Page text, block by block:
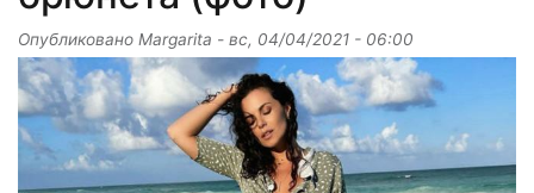
Опубликовано Margarita - вс, 04/04/2021 - 06:00